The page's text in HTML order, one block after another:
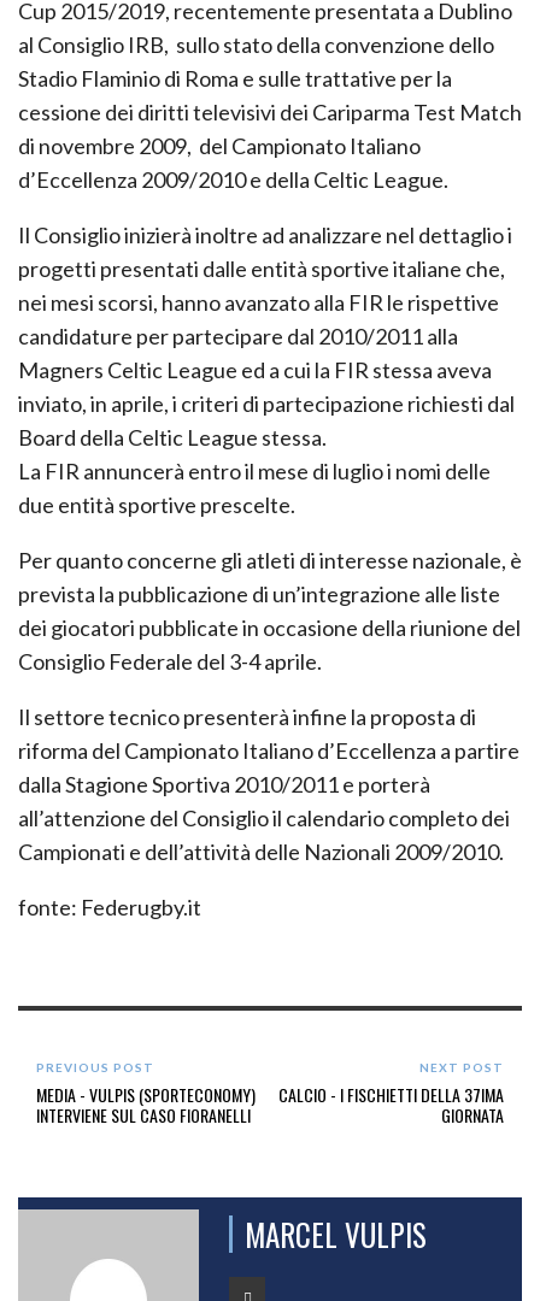
Cup 2015/2019, recentemente presentata a Dublino
al Consiglio IRB, sullo stato della convenzione dello
Stadio Flaminio di Roma e sulle trattative per la
cessione dei diritti televisivi dei Cariparma Test Match
di novembre 2009, del Campionato Italiano
d’Eccellenza 2009/2010 e della Celtic League.
Il Consiglio inizierà inoltre ad analizzare nel dettaglio i
progetti presentati dalle entità sportive italiane che,
nei mesi scorsi, hanno avanzato alla FIR le rispettive
candidature per partecipare dal 2010/2011 alla
Magners Celtic League ed a cui la FIR stessa aveva
inviato, in aprile, i criteri di partecipazione richiesti dal
Board della Celtic League stessa.
La FIR annuncerà entro il mese di luglio i nomi delle
due entità sportive prescelte.
Per quanto concerne gli atleti di interesse nazionale, è
prevista la pubblicazione di un’integrazione alle liste
dei giocatori pubblicate in occasione della riunione del
Consiglio Federale del 3-4 aprile.
Il settore tecnico presenterà infine la proposta di
riforma del Campionato Italiano d’Eccellenza a partire
dalla Stagione Sportiva 2010/2011 e porterà
all’attenzione del Consiglio il calendario completo dei
Campionati e dell’attività delle Nazionali 2009/2010.
fonte: Federugby.it
PREVIOUS POST
MEDIA - VULPIS (SPORTECONOMY)
INTERVIENE SUL CASO FIORANELLI
NEXT POST
CALCIO - I FISCHIETTI DELLA 37IMA
GIORNATA
MARCEL VULPIS